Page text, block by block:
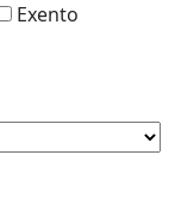
Exento